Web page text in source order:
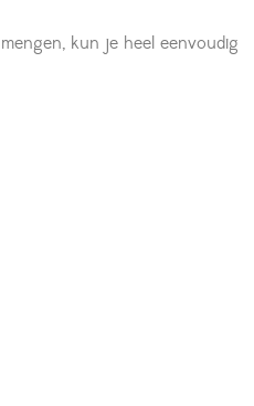
kun je heel eenvoudig